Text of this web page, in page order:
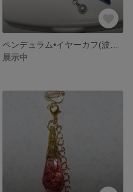
展示中